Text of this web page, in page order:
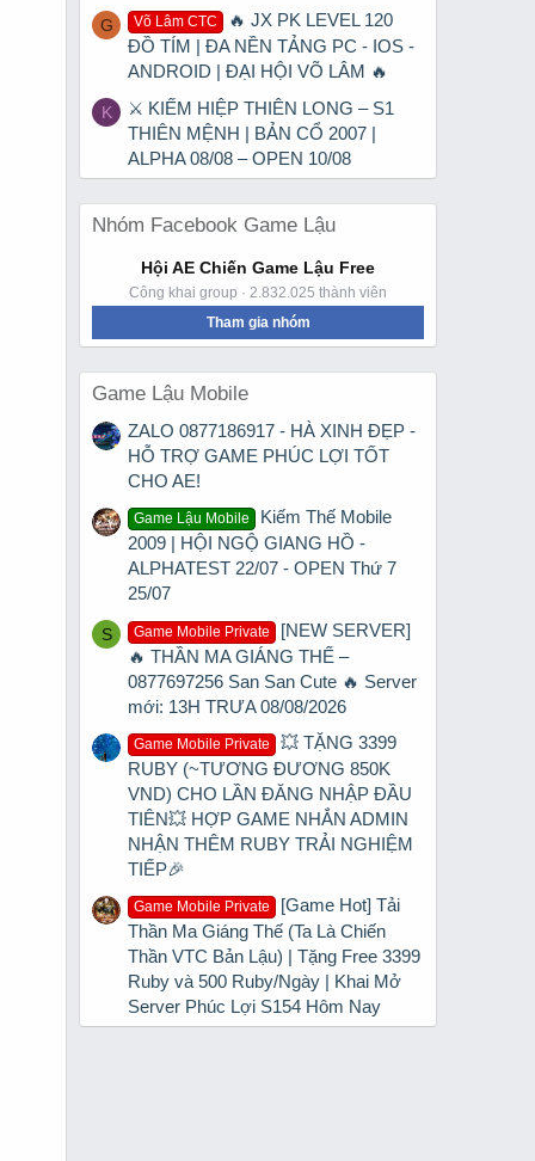
G Võ Lâm CTC
🔥 JX PK LEVEL 120
ĐỒ TÍM | ĐA NỀN TẢNG PC - IOS -
ANDROID | ĐẠI HỘI VÕ LÂM 🔥
K
⚔ KIẾM HIỆP THIÊN LONG – S1
THIÊN MỆNH | BẢN CỔ 2007 |
ALPHA 08/08 – OPEN 10/08
Nhóm Facebook Game Lậu
Hội AE Chiến Game Lậu Free
Công khai group · 2.832.025 thành viên
Tham gia nhóm
Game Lậu Mobile
ZALO 0877186917 - HÀ XINH ĐẸP -
HỖ TRỢ GAME PHÚC LỢI TỐT
CHO AE!
Game Lậu Mobile
Kiếm Thế Mobile
2009 | HỘI NGỘ GIANG HỒ -
ALPHATEST 22/07 - OPEN Thứ 7
25/07
S Game Mobile Private
[NEW SERVER]
🔥 THẦN MA GIÁNG THẾ –
0877697256 San San Cute 🔥 Server
mới: 13H TRƯA 08/08/2026
Game Mobile Private
💥 TẶNG 3399
RUBY (~TƯƠNG ĐƯƠNG 850K
VND) CHO LẦN ĐĂNG NHẬP ĐẦU
TIÊN💥 HỢP GAME NHẮN ADMIN
NHẬN THÊM RUBY TRẢI NGHIỆM
TIẾP🎉
Game Mobile Private
[Game Hot] Tải
Thần Ma Giáng Thế (Ta Là Chiến
Thần VTC Bản Lậu) | Tặng Free 3399
Ruby và 500 Ruby/Ngày | Khai Mở
Server Phúc Lợi S154 Hôm Nay